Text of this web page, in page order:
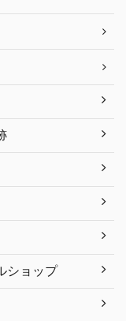
ショップ